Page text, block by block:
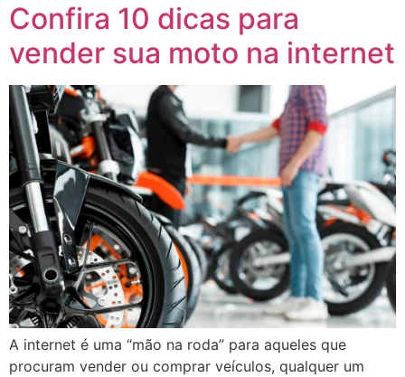
Confira 10 dicas para
vender sua moto na internet
A internet é uma “mão na roda” para aqueles que
procuram vender ou comprar veículos, qualquer um